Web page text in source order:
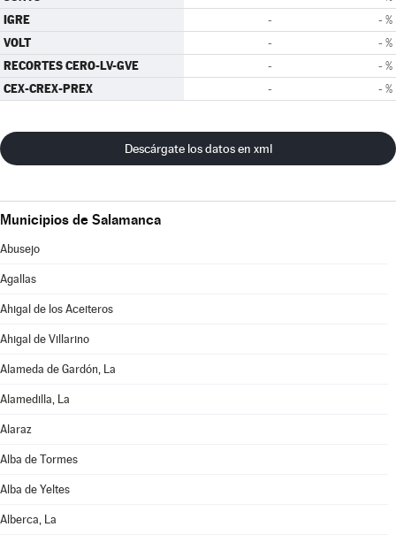
IGRE - - %
VOLT - - %
RECORTES CERO-LV-GVE - - %
CEX-CREX-PREX - - %
Descárgate los datos en xml
Municipios de Salamanca
Abusejo
Agallas
Ahigal de los Aceiteros
Ahigal de Villarino
Alameda de Gardón, La
Alamedilla, La
Alaraz
Alba de Tormes
Alba de Yeltes
Alberca, La